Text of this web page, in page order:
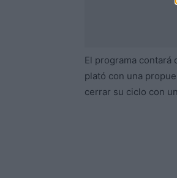
El programa contará
plató con una
cerrar su ciclo con